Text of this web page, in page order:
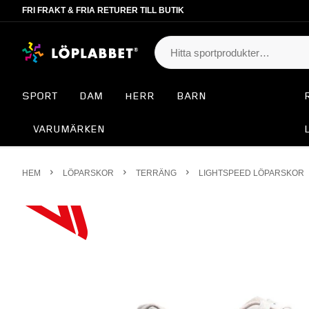
FRI FRAKT & FRIA RETURER TILL BUTIK
SPORT DAM HERR BARN
VARUMÄRKEN
HEM LÖPARSKOR TERRÄNG LIGHTSPEED LÖPARSKOR